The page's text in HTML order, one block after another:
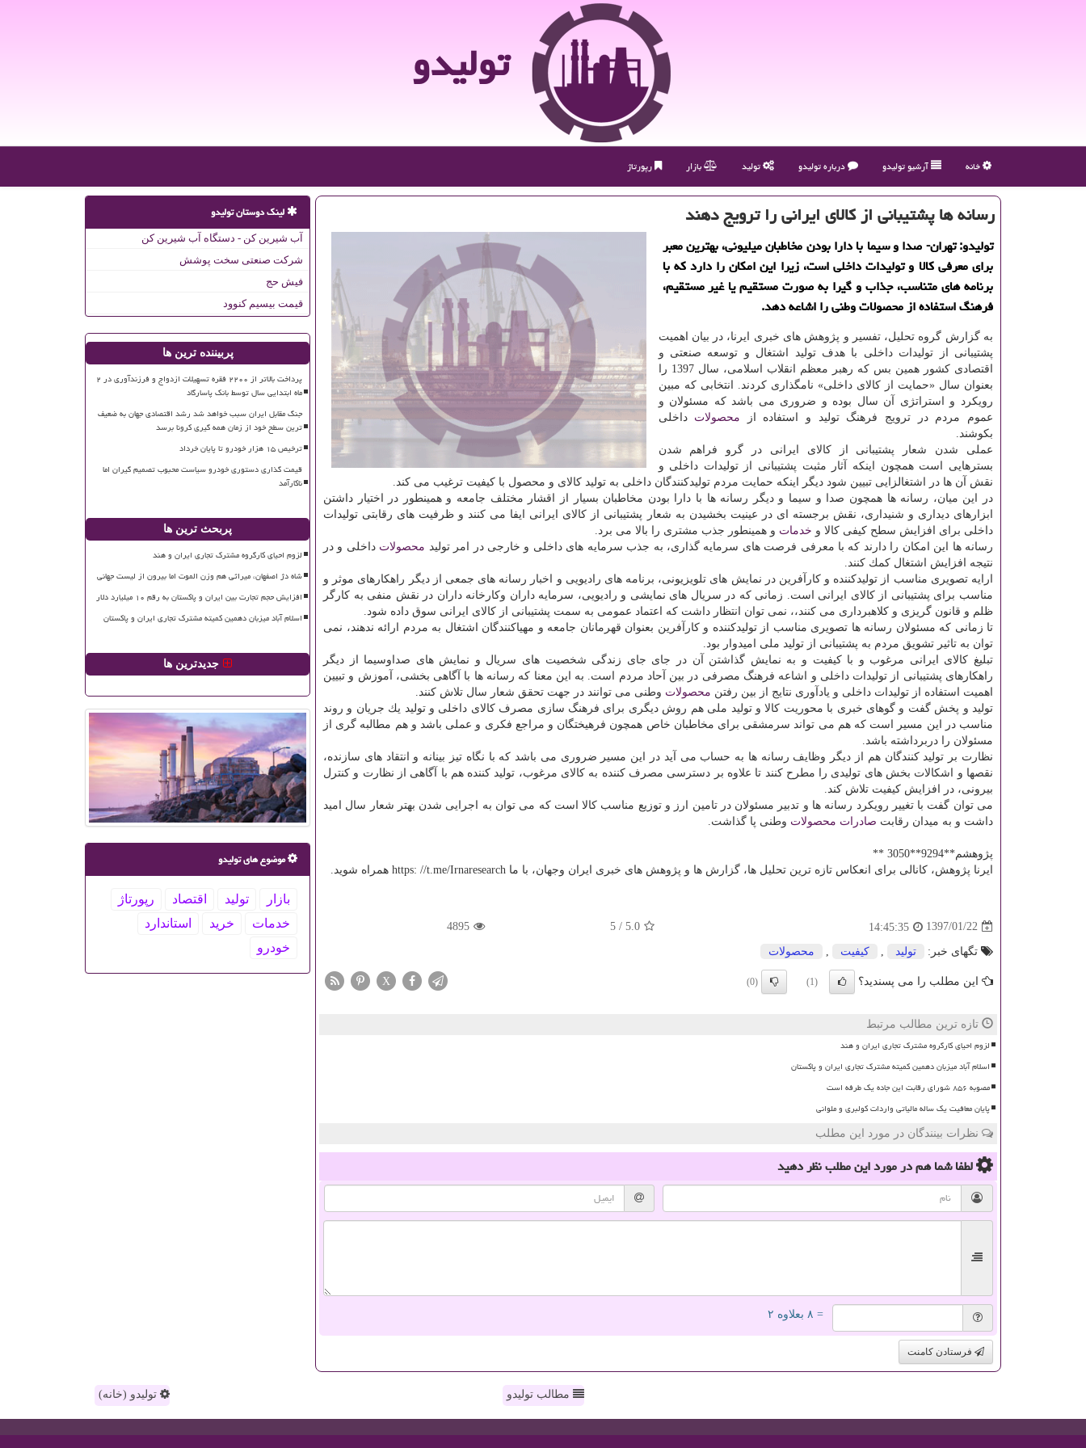
تولیدو
خانه آرشیو تولیدو درباره تولیدو تولید بازار رپورتاژ
رسانه ها پشتیبانی از كالای ایرانی را ترویج دهند
تولیدو: تهران- صدا و سیما با دارا بودن مخاطبان میلیونی، بهترین معبر
برای معرفی كالا و تولیدات داخلی است، زیرا این امكان را دارد كه با
برنامه های متناسب، جذاب و گیرا به صورت مستقیم یا غیر مستقیم،
فرهنگ استفاده از محصولات وطنی را اشاعه دهد.
به گزارش گروه تحلیل، تفسیر و پژوهش های خبری ایرنا، در بیان اهمیت
پشتیبانی از تولیدات داخلی با هدف تولید اشتغال و توسعه صنعتی و
اقتصادی كشور همین بس كه رهبر معظم انقلاب اسلامی، سال 1397 را
بعنوان سال «حمایت از كالای داخلی» نامگذاری كردند. انتخابی كه مبین
رویكرد و استراتژی آن سال بوده و ضروری می باشد كه مسئولان و
عموم مردم در ترویج فرهنگ تولید و استفاده از محصولات داخلی
بكوشند.
عملی شدن شعار پشتیبانی از كالای ایرانی در گرو فراهم شدن
بسترهایی است همچون اینكه آثار مثبت پشتیبانی از تولیدات داخلی و
نقش آن ها در اشتغالزایی تبیین شود دیگر اینكه حمایت مردم تولیدكنندگان داخلی به تولید كالای و محصول با كیفیت ترغیب می كند.
در این میان، رسانه ها همچون صدا و سیما و دیگر رسانه ها با دارا بودن مخاطبان بسیار از اقشار مختلف جامعه و همینطور در اختیار داشتن
ابزارهای دیداری و شنیداری، نقش برجسته ای در عینیت بخشیدن به شعار پشتیبانی از كالای ایرانی ایفا می كنند و ظرفیت های رقابتی تولیدات
داخلی برای افزایش سطح كیفی كالا و خدمات و همینطور جذب مشتری را بالا می برد.
رسانه ها این امكان را دارند كه با معرفی فرصت های سرمایه گذاری، به جذب سرمایه های داخلی و خارجی در امر تولید محصولات داخلی و در
نتیجه افزایش اشتغال كمك كنند.
ارایه تصویری مناسب از تولیدكننده و كارآفرین در نمایش های تلویزیونی، برنامه های رادیویی و اخبار رسانه های جمعی از دیگر راهكارهای موثر و
مناسب برای پشتیبانی از كالای ایرانی است. زمانی كه در سریال های نمایشی و رادیویی، سرمایه داران وكارخانه داران در نقش منفی به كارگر
ظلم و قانون گریزی و كلاهبرداری می كنند،، نمی توان انتظار داشت كه اعتماد عمومی به سمت پشتیبانی از كالای ایرانی سوق داده شود.
تا زمانی كه مسئولان رسانه ها تصویری مناسب از تولیدكننده و كارآفرین بعنوان قهرمانان جامعه و مهیاكنندگان اشتغال به مردم ارائه ندهند، نمی
توان به تاثیر تشویق مردم به پشتیبانی از تولید ملی امیدوار بود.
تبلیغ كالای ایرانی مرغوب و با كیفیت و به نمایش گذاشتن آن در جای جای زندگی شخصیت های سریال و نمایش های صداوسیما از دیگر
راهكارهای پشتیبانی از تولیدات داخلی و اشاعه فرهنگ مصرفی در بین آحاد مردم است. به این معنا كه رسانه ها با آگاهی بخشی، آموزش و تبیین
اهمیت استفاده از تولیدات داخلی و یادآوری نتایج از بین رفتن محصولات وطنی می توانند در جهت تحقق شعار سال تلاش كنند.
تولید و پخش گفت و گوهای خبری با محوریت كالا و تولید ملی هم روش دیگری برای فرهنگ سازی مصرف كالای داخلی و تولید یك جریان و روند
مناسب در این مسیر است كه هم می تواند سرمشقی برای مخاطبان خاص همچون فرهیختگان و مراجع فكری و عملی باشد و هم مطالبه گری از
مسئولان را دربرداشته باشد.
نظارت بر تولید كنندگان هم از دیگر وظایف رسانه ها به حساب می آید در این مسیر ضروری می باشد كه با نگاه تیز بینانه و انتقاد های سازنده،
نقصها و اشكالات بخش های تولیدی را مطرح كنند تا علاوه بر دسترسی مصرف كننده به كالای مرغوب، تولید كننده هم با آگاهی از نظارت و كنترل
بیرونی، در افزایش كیفیت تلاش كند.
می توان گفت با تغییر رویكرد رسانه ها و تدبیر مسئولان در تامین ارز و توزیع مناسب كالا است كه می توان به اجرایی شدن بهتر شعار سال امید
داشت و به میدان رقابت صادرات محصولات وطنی پا گذاشت.
پژوهشم**9294**3050 **
ایرنا پژوهش، كانالی برای انعكاس تازه ترین تحلیل ها، گزارش ها و پژوهش های خبری ایران وجهان، با ما https: //t.me/Irnaresearch همراه شوید.
1397/01/22
14:45:35
5.0
/
5
4895
تگهای خبر: تولید كیفیت محصولات
این مطلب را می پسندید؟ (1)
(0)
X
تازه ترین مطالب مرتبط
لزوم احیای کارگروه مشترک تجاری ایران و هند
اسلام آباد میزبان دهمین کمیته مشترک تجاری ایران و پاکستان
مصوبه ۸۵۶ شورای رقابت این جاده یک طرفه است
پایان معافیت یک ساله مالیاتی واردات کولبری و ملوانی
نظرات بینندگان در مورد این مطلب
لطفا شما همدر مورد این مطلبنظر دهید
= ۸ بعلاوه ۲
فرستادن کامنت
لینک دوستان تولیدو
آب شیرین کن - دستگاه آب شیرین کن
شرکت صنعتی سخت پوشش
فیش حج
قیمت بیسیم کنوود
پربیننده ترین ها
پرداخت بالاتر از ۲۲۰۰ فقره تسهیلات ازدواج و فرزندآوری در ۲
ماه ابتدایی سال توسط بانک پاسارگاد
جنگ مقابل ایران سبب خواهد شد رشد اقتصادی جهان به ضعیف
ترین سطح خود از زمان همه گیری کرونا برسد
ترخیص ۱۵ هزار خودرو تا پایان خرداد
قیمت گذاری دستوری خودرو سیاست محبوب تصمیم گیران اما
ناکارآمد
پربحث ترین ها
لزوم احیای کارگروه مشترک تجاری ایران و هند
شاه دژ اصفهان، میراثی هم وزن الموت اما بیرون از لیست جهانی
افزایش حجم تجارت بین ایران و پاکستان به رقم ۱۰ میلیارد دلار
اسلام آباد میزبان دهمین کمیته مشترک تجاری ایران و پاکستان
جدیدترین ها
موضوع های تولیدو
بازار تولید اقتصاد
رپورتاژ
خدمات
خرید
استاندارد
خودرو
مطالب تولیدو تولیدو (خانه)